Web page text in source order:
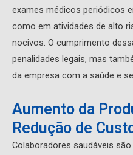
exames médicos periódicos
como em atividades de alto
nocivos. O cumprimento
penalidades legais, mas
da empresa com a saúde e
Aumento da
Redução de
Colaboradores saudáveis